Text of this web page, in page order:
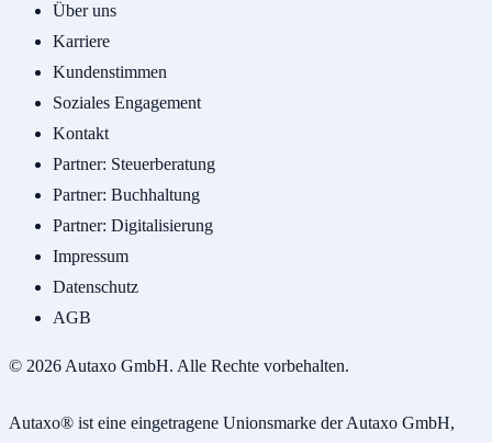
Über uns
Karriere
Kundenstimmen
Soziales Engagement
Kontakt
Partner: Steuerberatung
Partner: Buchhaltung
Partner: Digitalisierung
Impressum
Datenschutz
AGB
© 2026 Autaxo GmbH. Alle Rechte vorbehalten.
Autaxo® ist eine eingetragene Unionsmarke der Autaxo GmbH,